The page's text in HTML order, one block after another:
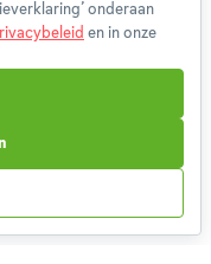
onderaan
en in onze